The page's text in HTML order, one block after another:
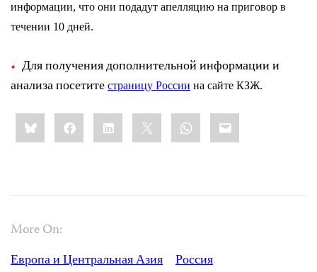
информации, что они подадут апелляцию на приговор в
течении 10 дней.
Для получения дополнительной информации и
анализа посетите страницу России на сайте КЗЖ.
Share
this:BlueskyFacebookLinkedIn WhatsApp
Email
More On:
Европа и Центральная Азия
Россия